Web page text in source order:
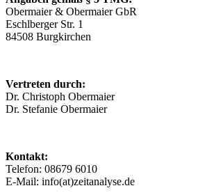
Obermaier & Obermaier GbR
Eschlberger Str. 1
84508 Burgkirchen
Vertreten durch:
Dr. Christoph Obermaier
Dr. Stefanie Obermaier
Kontakt:
Telefon: 08679 6010
E-Mail: info(at)zeitanalyse.de